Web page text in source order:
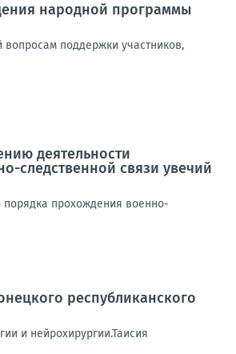
народной программы
поддержки участников,
деятельности
следственной связи увечий
порядка прохождения военно-
республиканского
и нейрохирургии.Таисия